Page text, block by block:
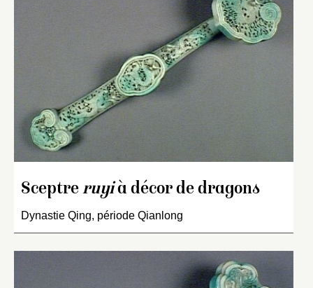
Sceptre ruyià décor de dragons
Dynastie Qing, période Qianlong